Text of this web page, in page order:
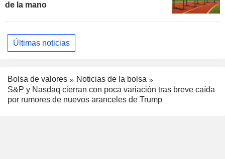
de la mano
Últimas noticias
Bolsa de valores
Noticias de la bolsa
S&P y Nasdaq cierran con poca variación tras breve caída
por rumores de nuevos aranceles de Trump